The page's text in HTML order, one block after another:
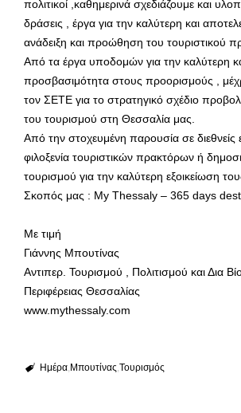
πολιτικοί ,καθημερινά σχεδιάζουμε και
δράσεις , έργα για την καλύτερη και
ανάδειξη και προώθηση του τουριστικού
Από τα έργα υποδομών για την καλύτερη
προσβασιμότητα στους προορισμούς ,
τον ΣΕΤΕ για το στρατηγικό σχέδιο
του τουρισμού στη Θεσσαλία μας.
Από την στοχευμένη παρουσία σε διεθνείς
φιλοξενία τουριστικών πρακτόρων ή
τουρισμού για την καλύτερη εξοικείωση
Σκοπός μας : My Thessaly – 365 days
Με τιμή
Γιάννης Μπουτίνας
Αντιπερ. Τουρισμού , Πολιτισμού και Δια
Περιφέρειας Θεσσαλίας
www.mythessaly.com
Ημέρα Μπουτίνας Τουρισμός